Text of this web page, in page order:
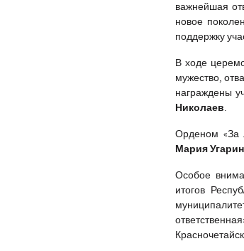
важнейшая
новое
поддержку
В ходе
мужество,
награждены
Николаев.
Орденом «За
Мария
Особое
итогов